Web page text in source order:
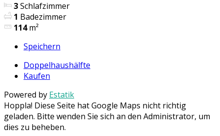
3Schlafzimmer
1 Badezimmer
114 m²
Speichern
Doppelhaushälfte
Kaufen
Powered by Estatik
Hoppla! Diese Seite hat Google Maps nicht richtig
geladen. Bitte wenden Sie sich an den Administrator, um
dies zu beheben.